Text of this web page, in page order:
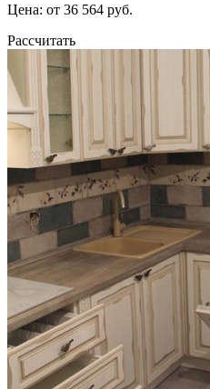
Цена: от 36 564 руб.
Рассчитать